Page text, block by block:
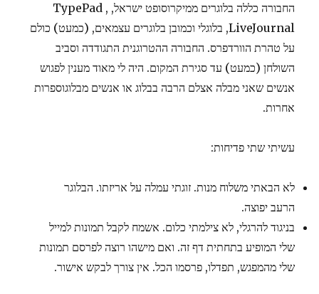
החבורה כללה בלוגרים ממיקרוסופט ישראל, TypePad ,
LiveJournal, בלוגלי וכמובן בלוגרים עצמאים, (כמעט) כולם
על טהרת הוורדפרס. החבורה ההטרוגנית התגודדה וסביב
השולחן (כמעט) עד סגירת המקום. היה לי מאוד מענין לפגוש
אנשים שאני מבלה אצלם הרבה בבלוג או אנשים מבלוגוספרות
אחרות.
עשיתי שתי פדיחות:
לא הבאתי משלוח מנות. זוגתי עמלה על אריזתו. הבלוגר
הרעב יפוצה.
בניגוד להרגלי, לא צילמתי כלום. אשמח לקבל תמונות למייל
שלי המופיע בתחתית דף זה. ואם מישהו רוצה לפרסם תמונות
שלי מהמפגש, תפדלו, פרסמו הכל. אין צורך לבקש אישור.